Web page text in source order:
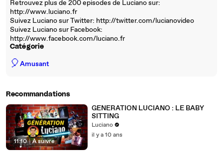
Retrouvez plus de 200 episodes de Luciano sur:
http://www.luciano.fr
Suivez Luciano sur Twitter: http://twitter.com/lucianovideo
Suivez Luciano sur Facebook:
http://www.facebook.com/luciano.fr
Catégorie
🎈Amusant
Recommandations
11:10 | À suivre
GENERATION LUCIANO : LE BABY
SITTING
Luciano
il y a 10 ans